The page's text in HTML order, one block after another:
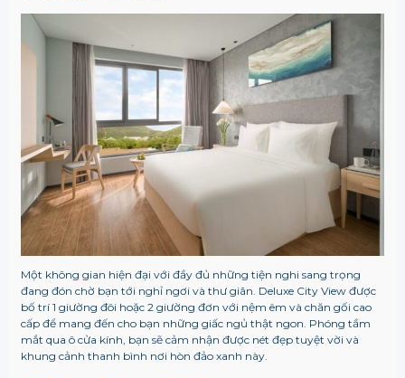
Một không gian hiện đại với đầy đủ những tiện nghi sang trọng
đang đón chờ bạn tới nghỉ ngơi và thư giãn. Deluxe City View được
bố trí 1 giường đôi hoặc 2 giường đơn với nệm êm và chăn gối cao
cấp để mang đến cho bạn những giấc ngủ thật ngon. Phóng tầm
mắt qua ô cửa kính, bạn sẽ cảm nhận được nét đẹp tuyệt vời và
khung cảnh thanh bình nơi hòn đảo xanh này.